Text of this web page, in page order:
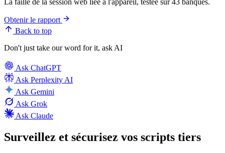
Obtenir le rapport
Back to top
Don't just take our word for it, ask AI
Ask ChatGPT
Ask Perplexity AI
Ask Gemini
Ask Grok
Ask Claude
Surveillez et sécurisez vos scripts tiers